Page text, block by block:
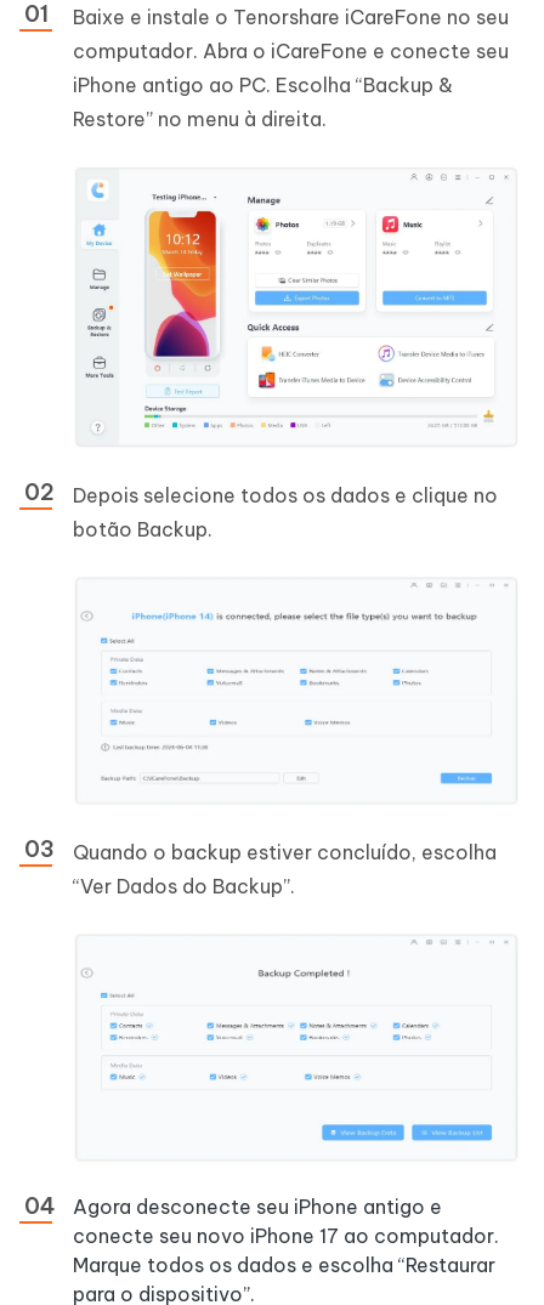
Baixe e instale o Tenorshare iCareFone no seu
computador. Abra o iCareFone e conecte seu
iPhone antigo ao PC. Escolha “Backup &
Restore” no menu à direita.
Depois selecione todos os dados e clique no
botão Backup.
Quando o backup estiver concluído, escolha
“Ver Dados do Backup”.
Agora desconecte seu iPhone antigo e
conecte seu novo iPhone 17 ao computador.
Marque todos os dados e escolha “Restaurar
para o dispositivo”.